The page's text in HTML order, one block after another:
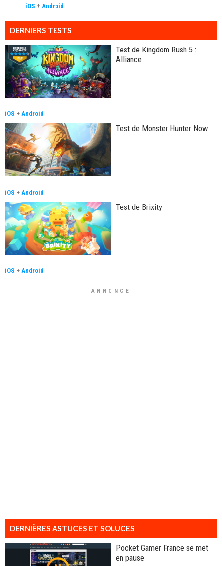
iOS + Android
DERNIERS TESTS
Test de Kingdom Rush 5 :
Alliance
iOS + Android
Test de Monster Hunter Now
iOS + Android
Test de Brixity
iOS + Android
ANNONCE
DERNIÈRES ASTUCES ET SOLUCES
Pocket Gamer France se met
en pause